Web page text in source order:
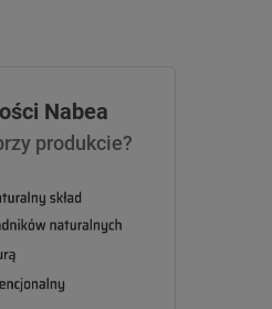
Nabea
produkcie?